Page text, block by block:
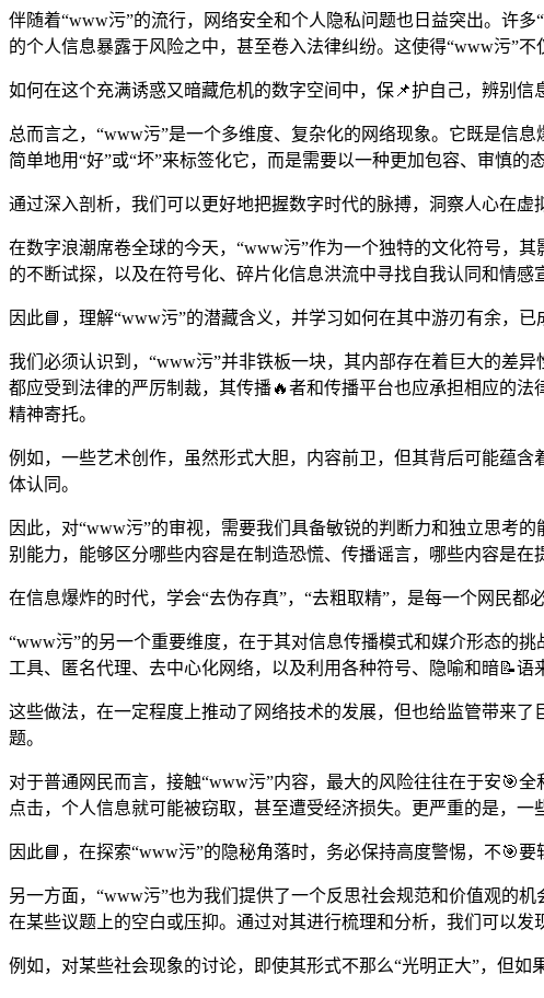
伴随着“www污”的流行，网络安全和个人隐私问题也日益突出。许
的个人信息暴露于风险之中，甚至卷入法律纠纷。这使得“www污”
如何在这个充满诱惑又暗藏危机的数字空间中，保📌护自己，辨别信
总而言之，“www污”是一个多维度、复杂化的网络现象。它既是信
简单地用“好”或“坏”来标签化它，而是需要以一种更加包容、审慎的
通过深入剖析，我们可以更好地把握数字时代的脉搏，洞察人心在
在数字浪潮席卷全球的今天，“www污”作为一个独特的文化符号，
的不断试探，以及在符号化、碎片化信息洪流中寻找自我认同和情感
因此📘，理解“www污”的潜藏含义，并学习如何在其中游刃有余，已
我们必须认识到，“www污”并非铁板一块，其内部存在着巨大的差
都应受到法律的严厉制裁，其传播🔥者和传播平台也应承担相应的
精神寄托。
例如，一些艺术创作，虽然形式大胆，内容前卫，但其背后可能蕴
体认同。
因此，对“www污”的审视，需要我们具备敏锐的判断力和独立思考
别能力，能够区分哪些内容是在制造恐慌、传播谣言，哪些内容是在
在信息爆炸的时代，学会“去伪存真”，“去粗取精”，是每一个网民都
“www污”的另一个重要维度，在于其对信息传播模式和媒介形态的
工具、匿名代理、去中心化网络，以及利用各种符号、隐喻和暗📝语
这些做法，在一定程度上推动了网络技术的发展，但也给监管带来
题。
对于普通网民而言，接触“www污”内容，最大的风险往往在于安🎯
点击，个人信息就可能被窃取，甚至遭受经济损失。更严重的是，
因此📘，在探索“www污”的隐秘角落时，务必保持高度警惕，不🎯
另一方面，“www污”也为我们提供了一个反思社会规范和价值观的
在某些议题上的空白或压抑。通过对其进行梳理和分析，我们可以
例如，对某些社会现象的讨论，即使其形式不那么“光明正大”，但